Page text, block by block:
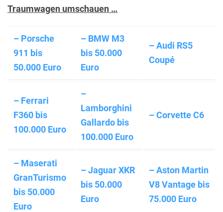
Traumwagen umschauen …
– Porsche
911 bis
50.000 Euro
– BMW M3
bis 50.000
Euro
– Audi RS5
Coupé
– Ferrari
F360 bis
100.000 Euro
–
Lamborghini
Gallardo bis
100.000 Euro
– Corvette C6
– Maserati
GranTurismo
bis 50.000
Euro
– Jaguar XKR
bis 50.000
Euro
– Aston Martin
V8 Vantage bis
75.000 Euro